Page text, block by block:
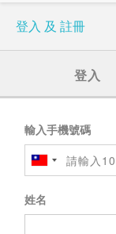
登入 及 註冊
登入
輸入手機號碼
姓名